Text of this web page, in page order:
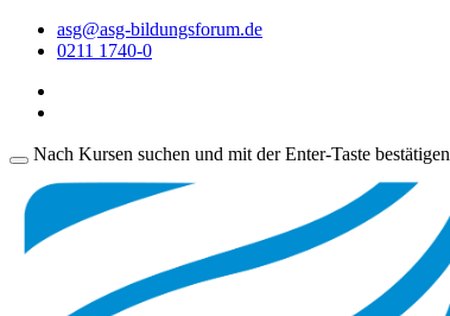
asg@asg-bildungsforum.de
0211 1740-0
Nach Kursen suchen und mit der Enter-Taste bestätigen